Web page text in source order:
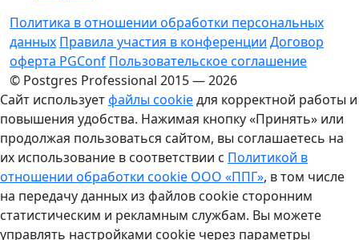
Политика в отношении обработки персональных
данных Правила участия в конференции Договор
оферта PGConf Пользовательское соглашение
© Postgres Professional 2015 — 2026
Сайт используетфайлы cookieдля корректной работы и
повышения удобства. Нажимая кнопку «Принять» или
продолжая пользоваться сайтом, вы соглашаетесь на
их использование в соответствии с Политикой в
отношении обработки cookie ООО «ППГ», в том числе
на передачу данных из файлов cookie сторонним
статистическим и рекламным службам. Вы можете
управлять настройками cookie через параметры